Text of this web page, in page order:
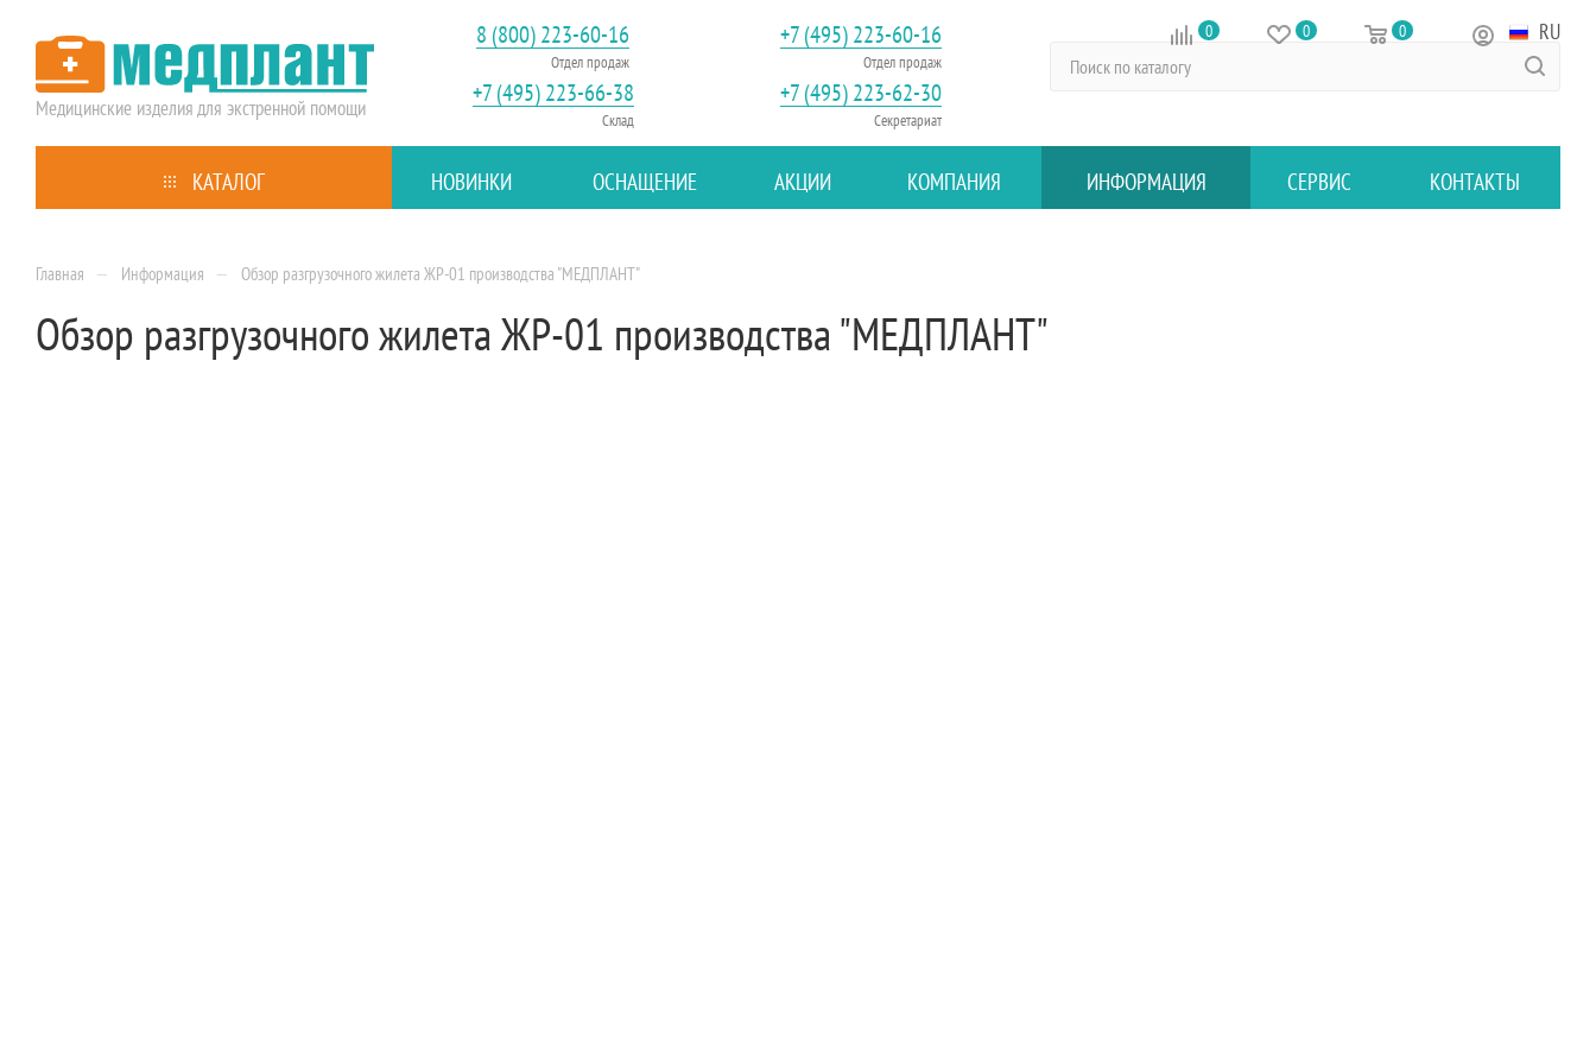
Медицинские изделиядля экстренной помощи
8 (800) 223-60-16
Отдел продаж
+7 (495) 223-60-16
Отдел продаж
+7 (495) 223-66-38
Склад
+7 (495) 223-62-30
Секретариат
0 0 0 RU
КАТАЛОГ НОВИНКИ ОСНАЩЕНИЕ АКЦИИ КОМПАНИЯ ИНФОРМАЦИЯ СЕРВИС КОНТАКТЫ
Главная — Информация — Обзор разгрузочного жилета ЖР-01 производства "МЕДПЛАНТ"
Обзор разгрузочного жилета ЖР-01 производства "МЕДПЛАНТ"